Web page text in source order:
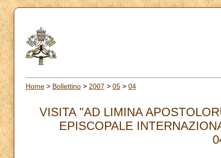
Home > Bollettino > 2007 > 05 > 04
VISITA "AD LIMINA
EPISCOPALE